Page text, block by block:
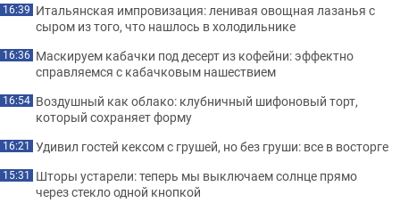
16:39 Итальянская импровизация: ленивая овощная лазанья с
сыром из того, что нашлось в холодильнике
16:36 Маскируем кабачки под десерт из кофейни: эффектно
справляемся с кабачковым нашествием
16:54 Воздушный как облако: клубничный шифоновый торт,
который сохраняет форму
16:21 Удивил гостей кексом с грушей, но без груши: все в восторге
15:31 Шторы устарели: теперь мы выключаем солнце прямо
через стекло одной кнопкой